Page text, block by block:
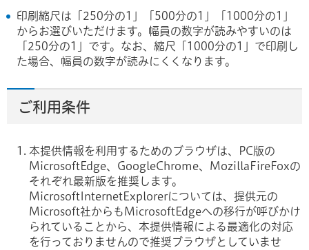
印刷縮尺は「250分の1」「500分の1」「1000分の1」
からお選びいただけます。幅員の数字が読みやすいのは
「250分の1」です。なお、縮尺「1000分の1」で印刷し
た場合、幅員の数字が読みにくくなります。
ご利用条件
本提供情報を利用するためのブラウザは、PC版の
MicrosoftEdge、GoogleChrome、MozillaFireFoxの
それぞれ最新版を推奨します。
MicrosoftInternetExplorerについては、提供元の
Microsoft社からもMicrosoftEdgeへの移行が呼びかけ
られていることから、本提供情報による最適化の対応
を行っておりませんので推奨ブラウザとしていませ